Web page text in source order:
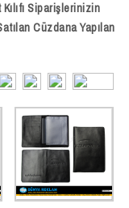
Siparişlerinizin
Cüzdana Yapılan